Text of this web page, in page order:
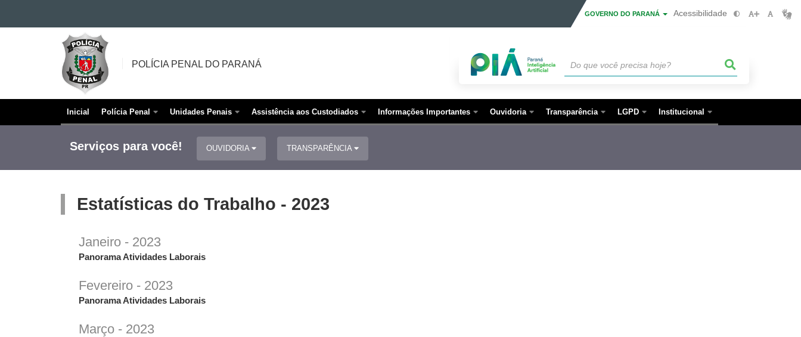
Ir para a navegação
Ir para a busca
GOVERNO DO PARANÁ Acessibilidade
POLÍCIA
PENAL
DO
PARANÁ
POLÍCIA PENAL DO PARANÁ
Navegação
principal
Inicial Polícia Penal Unidades Penais Assistência aos Custodiados Informações Importantes Ouvidoria Transparência LGPD Institucional
Serviços para você! OUVIDORIA TRANSPARÊNCIA
Estatísticas do Trabalho - 2023
Janeiro - 2023
Panorama Atividades Laborais
Fevereiro - 2023
Panorama Atividades Laborais
Março - 2023